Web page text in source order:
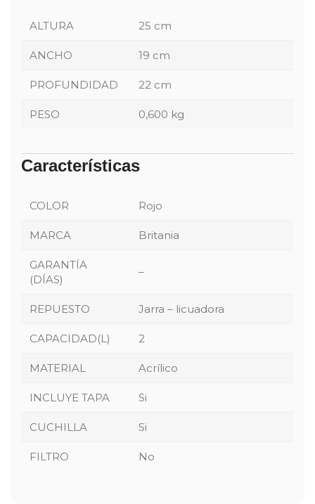
ALTURA 25 cm
ANCHO 19 cm
PROFUNDIDAD 22 cm
PESO 0,600 kg
Características
COLOR Rojo
MARCA Britania
GARANTÍA
(DÍAS)
–
REPUESTO Jarra – licuadora
CAPACIDAD(L) 2
MATERIAL Acrílico
INCLUYE TAPA Si
CUCHILLA Si
FILTRO No